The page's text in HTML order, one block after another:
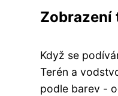
Zobrazení
Když se
Terén a
podle barev -